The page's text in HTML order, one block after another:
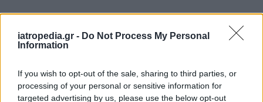
iatropedia.gr - Do Not Process My Personal
Information
If you wish to opt-out of the sale, sharing to third parties, or
processing of your personal or sensitive information for
targeted advertising by us, please use the below opt-out